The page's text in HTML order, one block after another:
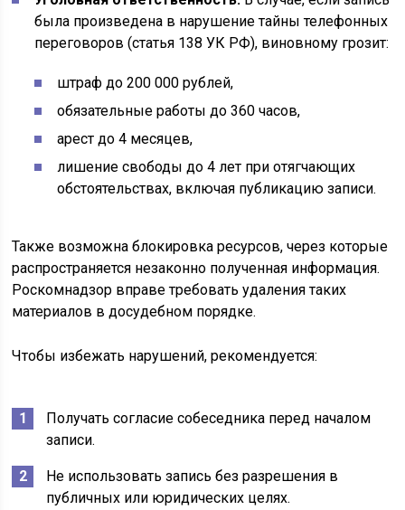
была произведена в нарушение тайны телефонных
переговоров (статья 138 УК РФ), виновному грозит:
штраф до 200 000 рублей,
обязательные работы до 360 часов,
арест до 4 месяцев,
лишение свободы до 4 лет при отягчающих
обстоятельствах, включая публикацию записи.
Также возможна блокировка ресурсов, через которые
распространяется незаконно полученная информация.
Роскомнадзор вправе требовать удаления таких
материалов в досудебном порядке.
Чтобы избежать нарушений, рекомендуется:
Получать согласие собеседника перед началом
записи.
Не использовать запись без разрешения в
публичных или юридических целях.